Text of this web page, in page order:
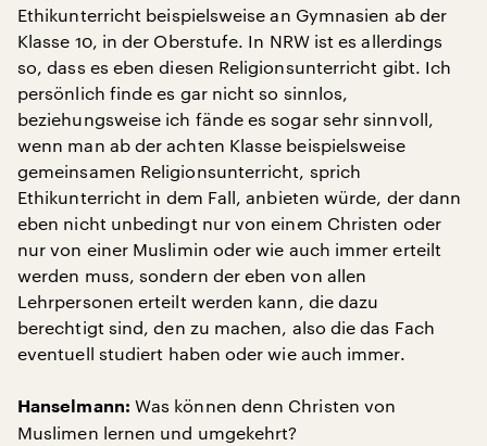
Ethikunterricht beispielsweise an Gymnasien ab der
Klasse 10, in der Oberstufe. In NRW ist es allerdings
so, dass es eben diesen Religionsunterricht gibt. Ich
persönlich finde es gar nicht so sinnlos,
beziehungsweise ich fände es sogar sehr sinnvoll,
wenn man ab der achten Klasse beispielsweise
gemeinsamen Religionsunterricht, sprich
Ethikunterricht in dem Fall, anbieten würde, der dann
eben nicht unbedingt nur von einem Christen oder
nur von einer Muslimin oder wie auch immer erteilt
werden muss, sondern der eben von allen
Lehrpersonen erteilt werden kann, die dazu
berechtigt sind, den zu machen, also die das Fach
eventuell studiert haben oder wie auch immer.
Hanselmann: Was können denn Christen von
Muslimen lernen und umgekehrt?